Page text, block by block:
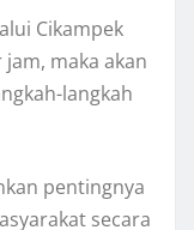
Cikampek
maka akan
langkah
pentingnya
secara